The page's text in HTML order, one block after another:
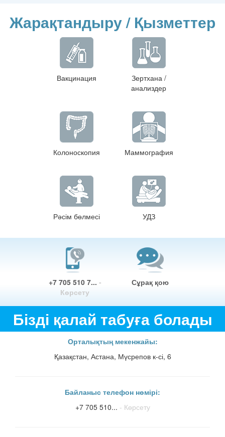
Жарақтандыру / Қызметтер
Вакцинация
Зертхана /
анализдер
Колоноскопия Маммография
Рәсім бөлмесі УДЗ
+7 705 510 7... -
Көрсету
Сұрақ қою
Бізді қалай табуға болады
Орталықтың мекенжайы:
Қазақстан, Астана, Мүсрепов к-сі, 6
Байланыс телефон нөмірі:
+7 705 510... - Көрсету